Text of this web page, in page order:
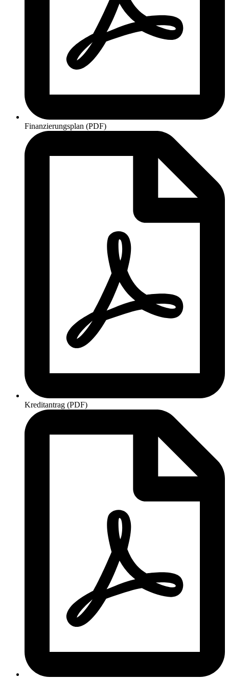
Finanzierungsplan (PDF)
Kreditantrag (PDF)